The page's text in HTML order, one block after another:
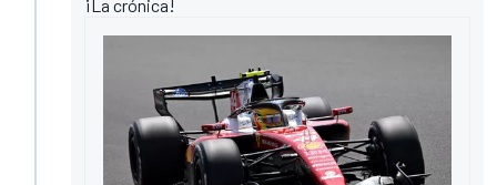
¡La crónica!